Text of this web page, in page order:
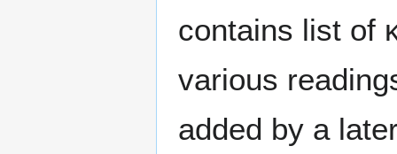
contains list of
various
added by a